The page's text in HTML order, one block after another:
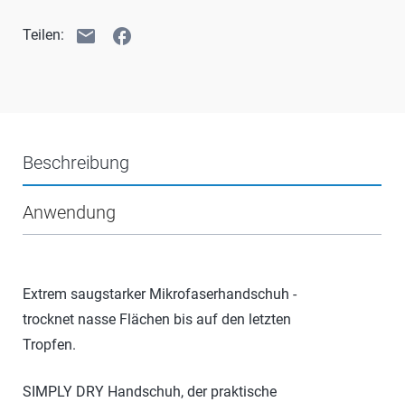
Teilen: email facebook
Beschreibung
Anwendung
Extrem saugstarker Mikrofaserhandschuh -
trocknet nasse Flächen bis auf den letzten
Tropfen.
SIMPLY DRY Handschuh, der praktische